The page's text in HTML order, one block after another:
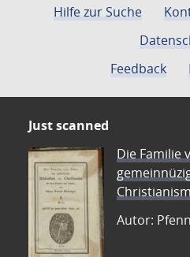
Hilfe zur Suche
Feedback
Just scanned
Die Familie
Christianism
Autor: